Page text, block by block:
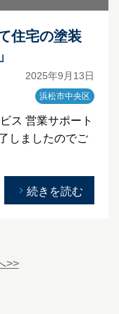
住宅の塗装
2025年9月13日
浜松市中央区
ス 営業サポート
しましたのでご
続きを読む
>>